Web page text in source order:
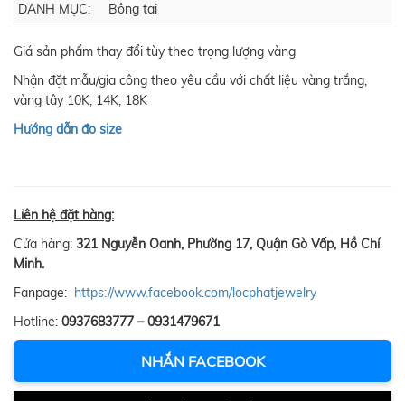
DANH MỤC: Bông tai
Giá sản phẩm thay đổi tùy theo trọng lượng vàng
Nhận đặt mẫu/gia công theo yêu cầu với chất liệu vàng trắng,
vàng tây 10K, 14K, 18K
Hướng dẫn đo size
Liên hệ đặt hàng:
Cửa hàng: 321 Nguyễn Oanh, Phường 17, Quận Gò Vấp, Hồ Chí
Minh.
Fanpage: https://www.facebook.com/locphatjewelry
Hotline: 0937683777 – 0931479671
NHẮN FACEBOOK